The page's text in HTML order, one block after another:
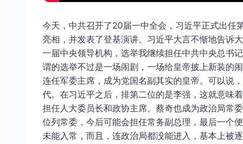
今天，中共召开了20届一中全会，习近平正式出任
亮相，并发表了登基演讲。习近平大言不惭地告诉
一届中央领导机构，选举我继续担任中共中央总书
谓的选举不过是一场闹剧，一场给皇帝披上新装的
连任军委主席，成为党国名副其实的皇帝。可以说
代。在习近平之后，排第二位的是李强，这就意味
担任人大委员长和政协主席。蔡奇也成为政治局常
位列常委，今后可能会担任常务副总理，最后一个
未能入常，而且，连政治局都没能进入，基本上被逐